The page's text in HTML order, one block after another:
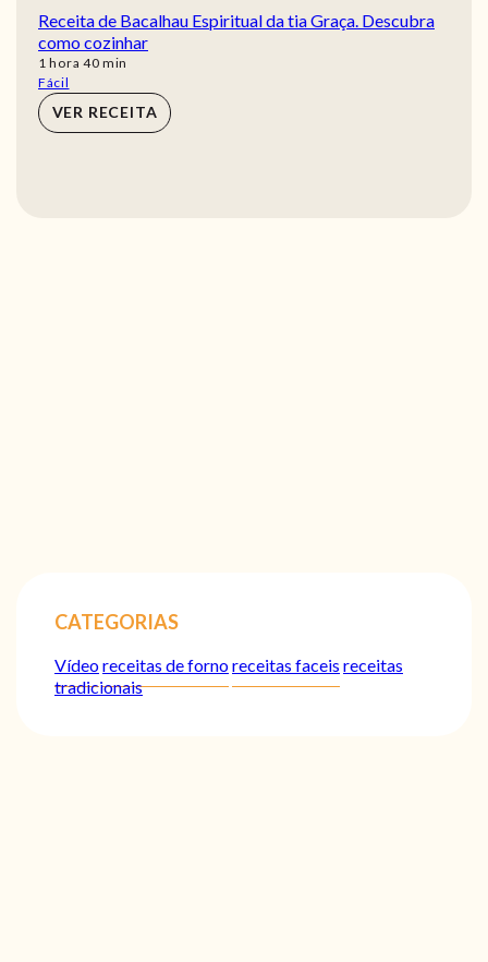
Receita de Bacalhau Espiritual da tia Graça. Descubra
como cozinhar
1 hora
hora 40min
min
Fácil
VER RECEITA
CATEGORIAS
Vídeoreceitas de fornoreceitas faceis receitas
tradicionais